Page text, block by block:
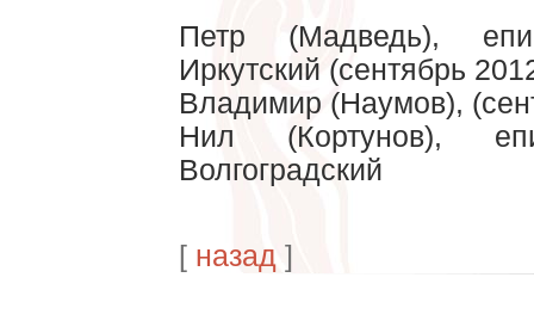
Петр (Мадведь),
Иркутский (сентябрь
Владимир (Наумов),
Нил (Кортунов),
Волгоградский
[ назад]